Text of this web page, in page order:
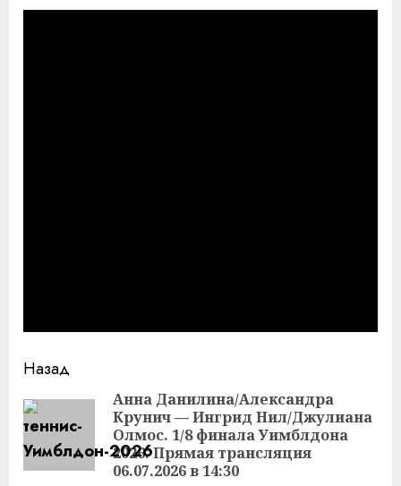
Продолжить
чтение
Назад
Анна Данилина/Александра
Крунич — Ингрид Нил/Джулиана
Олмос. 1/8 финала Уимблдона
2026. Прямая трансляция
06.07.2026 в 14:30